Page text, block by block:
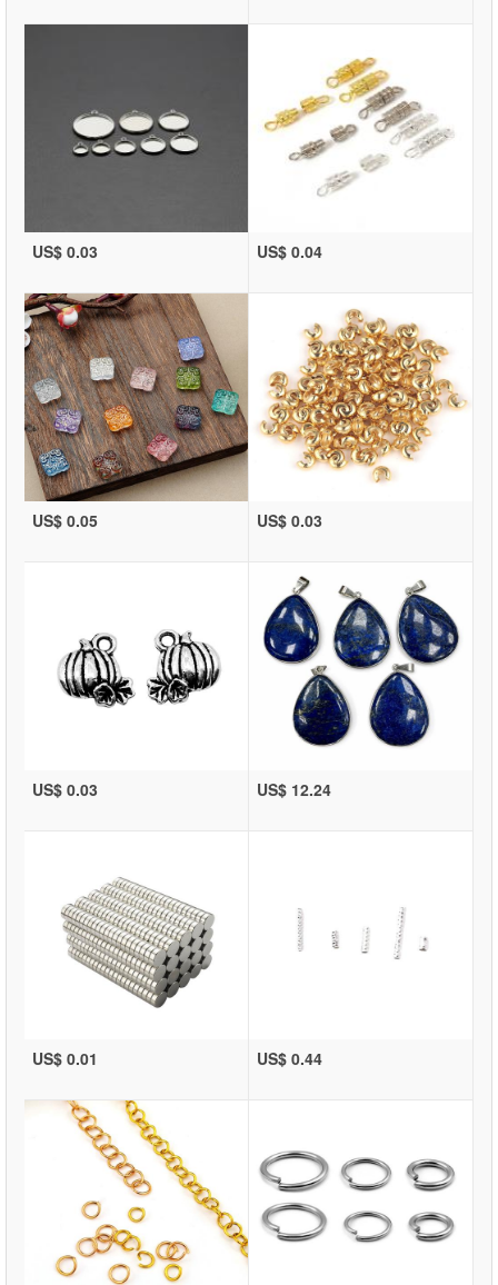
US$ 0.03 US$ 0.04
US$ 0.05 US$ 0.03
US$ 0.03 US$ 12.24
US$ 0.01 US$ 0.44